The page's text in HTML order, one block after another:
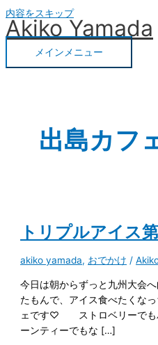
内容をスキップ
Akiko Yamada
メインメニュー
出島カフ
トリプルアイス
akiko yamada, おでかけ /
今日は朝からずっと九州大会
たもんで、アイス食べたくな
ェです♡ ストロベリーでも
ーンティーでもな […]